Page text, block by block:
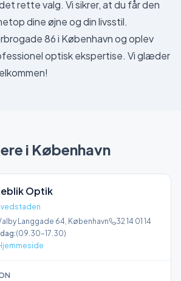
rette valg. Vi sikrer, at du får den
dine øjne og din livsstil.
86 i København og oplev
optisk ekspertise. Vi glæder
i København
Optik
Langgade 64, København
32 14 01 14
(09.30–17.30)